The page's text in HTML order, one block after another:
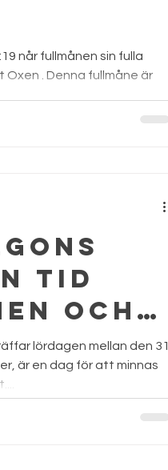
når fullmånen sin fulla
. Denna fullmåne är
tid
och
🕯️✨
lördagen mellan den 31
är en dag för att minnas